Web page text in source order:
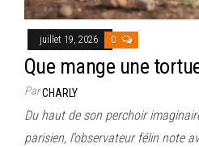
juillet 19, 2026 0
Que mange une
ParCHARLY
Du haut de son perchoir
parisien, l’observateur félin note